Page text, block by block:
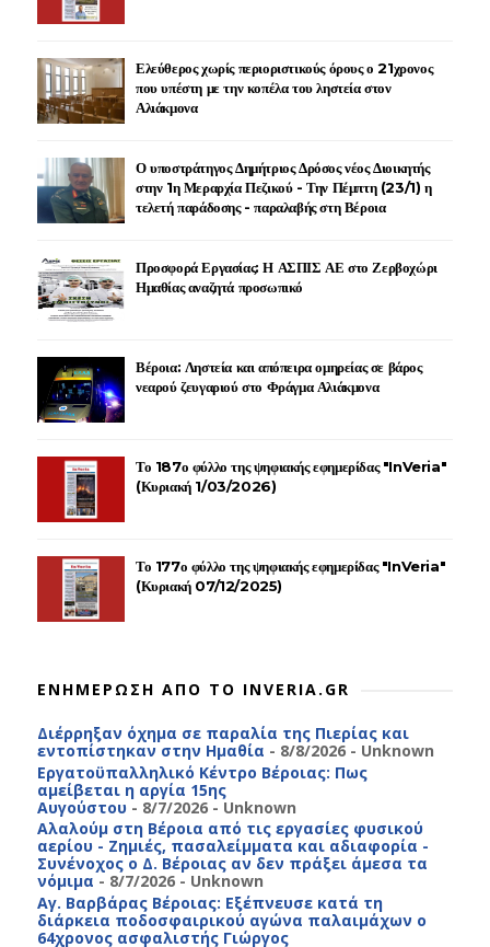
Ελεύθερος χωρίς περιοριστικούς όρους ο 21χρονος
που υπέστη με την κοπέλα του ληστεία στον
Αλιάκμονα
Ο υποστράτηγος Δημήτριος Δρόσος νέος Διοικητής
στην 1η Μεραρχία Πεζικού - Την Πέμπτη (23/1) η
τελετή παράδοσης - παραλαβής στη Βέροια
Προσφορά Εργασίας: Η ΑΣΠΙΣ ΑΕ στο Ζερβοχώρι
Ημαθίας αναζητά προσωπικό
Βέροια: Ληστεία και απόπειρα ομηρείας σε βάρος
νεαρού ζευγαριού στο Φράγμα Αλιάκμονα
Το 187ο φύλλο της ψηφιακής εφημερίδας "InVeria"
(Κυριακή 1/03/2026)
Το 177ο φύλλο της ψηφιακής εφημερίδας "InVeria"
(Κυριακή 07/12/2025)
ΕΝΗΜΕΡΩΣΗ ΑΠΟ ΤΟ INVERIA.GR
Διέρρηξαν όχημα σε παραλία της Πιερίας και
εντοπίστηκαν στην Ημαθία - 8/8/2026- Unknown
Εργατοϋπαλληλικό Κέντρο Βέροιας: Πως
αμείβεται η αργία 15ης
Αυγούστου- 8/7/2026- Unknown
Αλαλούμ στη Βέροια από τις εργασίες φυσικού
αερίου - Ζημιές, πασαλείμματα και αδιαφορία -
Συνένοχος ο Δ. Βέροιας αν δεν πράξει άμεσα τα
νόμιμα - 8/7/2026- Unknown
Αγ. Βαρβάρας Βέροιας: Εξέπνευσε κατά τη
διάρκεια ποδοσφαιρικού αγώνα παλαιμάχων ο
64χρονος ασφαλιστής Γιώργος